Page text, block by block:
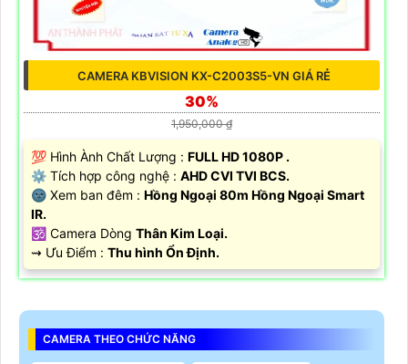
CAMERA KBVISION KX-C2003S5-VN GIÁ RẺ
30%
1,950,000 ₫
💯 Hình Ành Chất Lượng : FULL HD 1080P .
⚙ Tích hợp công nghệ : AHD CVI TVI BCS.
🌚 Xem ban đêm : Hồng Ngoại 80m Hồng Ngoại Smart
IR.
🕉️ Camera Dòng Thân Kim Loại.
️⇝ Ưu Điểm : Thu hình Ổn Định.
CAMERA THEO CHỨC NĂNG